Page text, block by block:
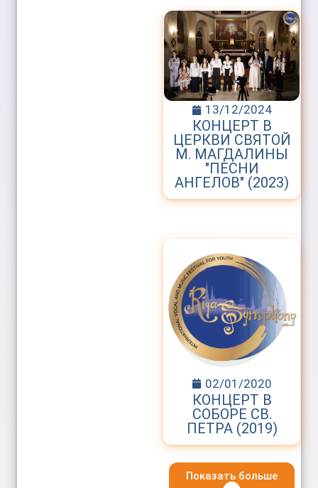
13/12/2024
КОНЦЕРТ В
ЦЕРКВИ СВЯТОЙ
М. МАГДАЛИНЫ
"ПЕСНИ
АНГЕЛОВ" (2023)
02/01/2020
КОНЦЕРТ В
СОБОРЕ СВ.
ПЕТРА (2019)
Показать больше